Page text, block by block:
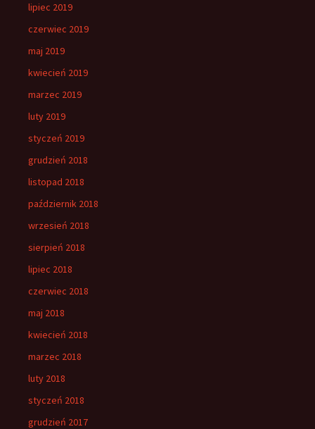
lipiec 2019
czerwiec 2019
maj 2019
kwiecień 2019
marzec 2019
luty 2019
styczeń 2019
grudzień 2018
listopad 2018
październik 2018
wrzesień 2018
sierpień 2018
lipiec 2018
czerwiec 2018
maj 2018
kwiecień 2018
marzec 2018
luty 2018
styczeń 2018
grudzień 2017